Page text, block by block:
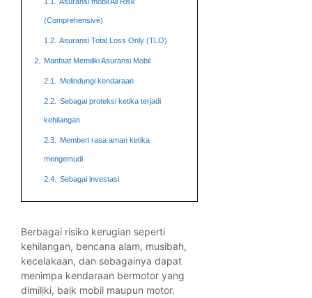
(Comprehensive)
1.2. Asuransi Total Loss Only (TLO)
2. Manfaat Memiliki Asuransi Mobil
2.1. Melindungi kendaraan
2.2. Sebagai proteksi ketika terjadi
kehilangan
2.3. Memberi rasa aman ketika
mengemudi
2.4. Sebagai investasi
Berbagai risiko kerugian seperti
kehilangan, bencana alam, musibah,
kecelakaan, dan sebagainya dapat
menimpa kendaraan bermotor yang
dimiliki, baik mobil maupun motor.